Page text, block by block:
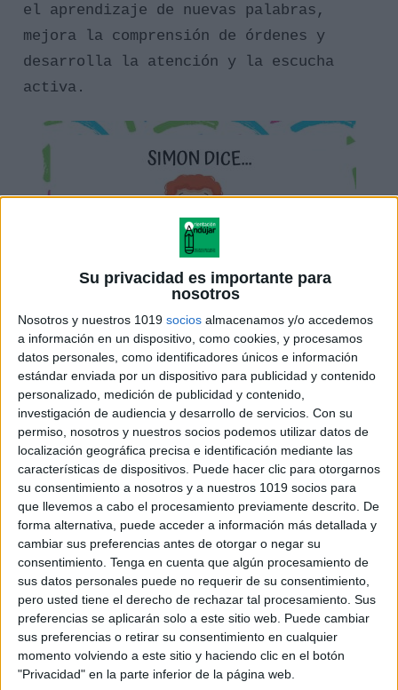
Su privacidad es importante para
nosotros
Nosotros y nuestros 1019 socios almacenamos y/o accedemos
a información en un dispositivo, como cookies, y procesamos
datos personales, como identificadores únicos e información
estándar enviada por un dispositivo para publicidad y contenido
personalizado, medición de publicidad y contenido,
investigación de audiencia y desarrollo de servicios. Con su
permiso, nosotros y nuestros socios podemos utilizar datos de
localización geográfica precisa e identificación mediante las
características de dispositivos. Puede hacer clic para otorgarnos
su consentimiento a nosotros y a nuestros 1019 socios para
que llevemos a cabo el procesamiento previamente descrito. De
forma alternativa, puede acceder a información más detallada y
cambiar sus preferencias antes de otorgar o negar su
consentimiento. Tenga en cuenta que algún procesamiento de
sus datos personales puede no requerir de su consentimiento,
pero usted tiene el derecho de rechazar tal procesamiento. Sus
preferencias se aplicarán solo a este sitio web. Puede cambiar
sus preferencias o retirar su consentimiento en cualquier
momento volviendo a este sitio y haciendo clic en el botón
"Privacidad" en la parte inferior de la página web.
el aprendizaje de nuevas palabras,
mejora la comprensión de órdenes y
desarrolla la atención y la escucha
activa.